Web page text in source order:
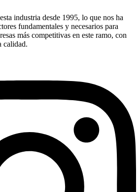
industria desde 1995, lo que nos ha
fundamentales y necesarios para
más competitivas en este ramo, con
calidad.